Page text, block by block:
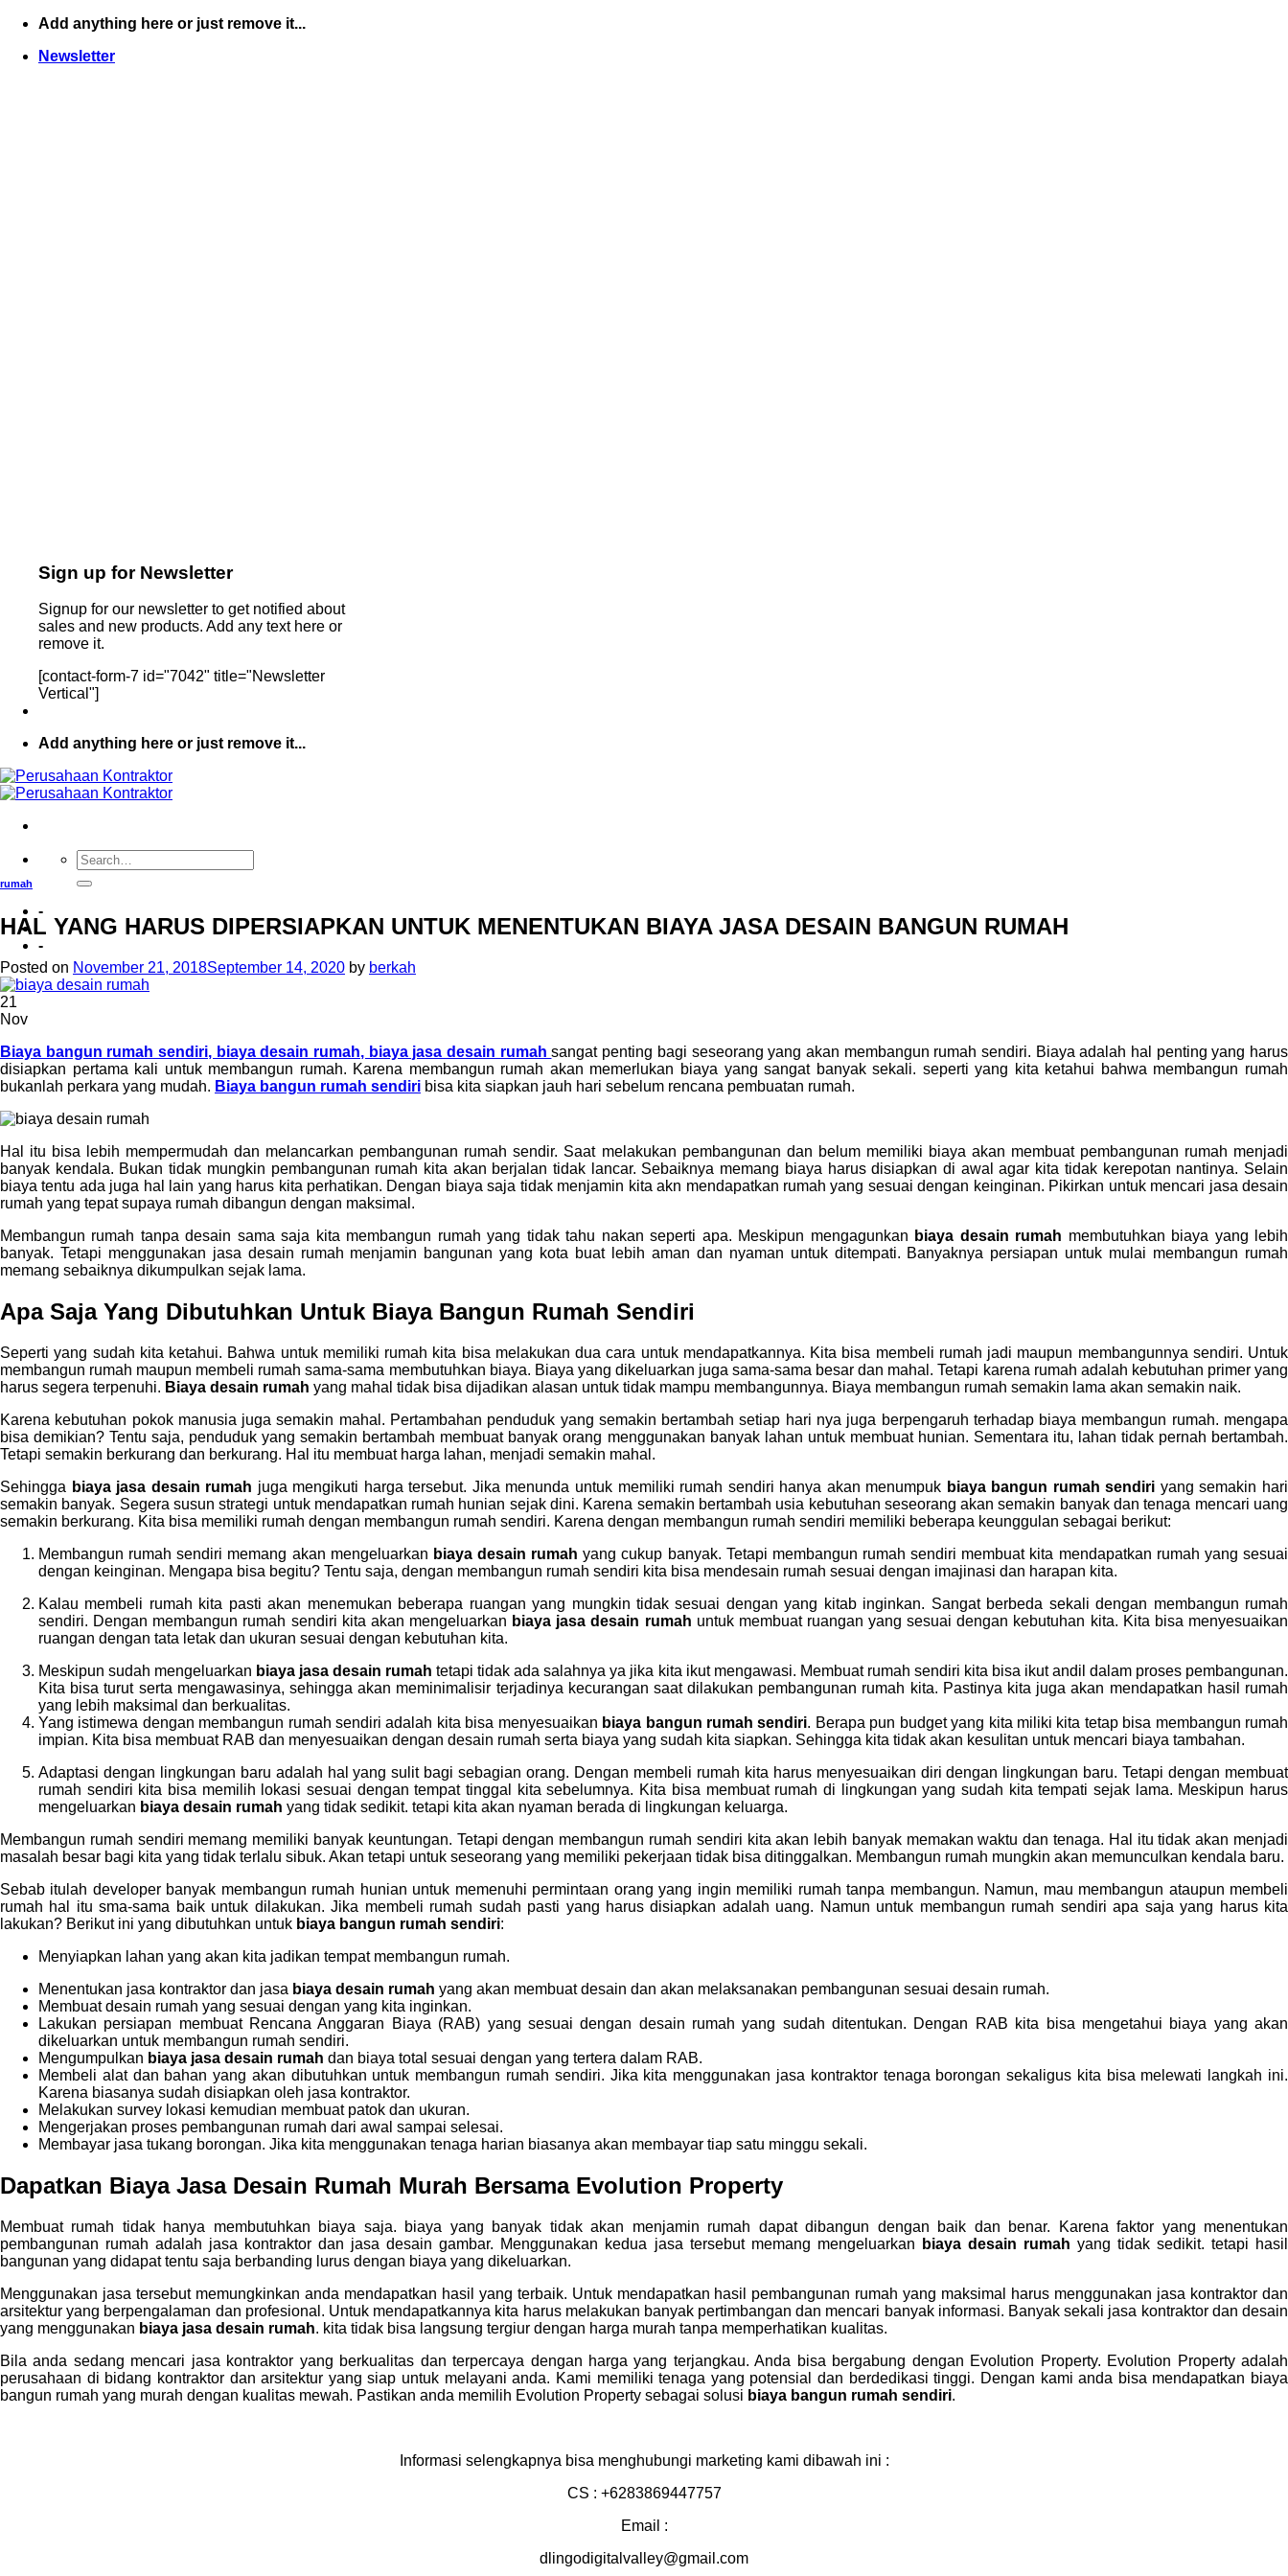
Skip
content
Add anything here or just remove it...
Newsletter
Sign up for Newsletter
Signup for our newsletter to get notified about
sales and new products. Add any text here or
remove it.
[contact-form-7 id="7042" title="Newsletter
Vertical"]
Add anything here or just remove it...
-
-
rumah
HAL YANG HARUS DIPERSIAPKAN UNTUK MENENTUKAN BIAYA JASA DESAIN BANGUN RUMAH
Posted on November 21, 2018September 14, 2020 by berkah
21
Nov
Biaya bangun rumah sendiri, biaya desain rumah, biaya jasa desain rumahsangat penting bagi seseorang yang akan membangun rumah sendiri. Biaya adalah hal penting yang harus
disiapkan pertama kali untuk membangun rumah. Karena membangun rumah akan memerlukan biaya yang sangat banyak sekali. seperti yang kita ketahui bahwa membangun rumah
bukanlah perkara yang mudah. Biaya bangun rumah sendiri bisa kita siapkan jauh hari sebelum rencana pembuatan rumah.
Hal itu bisa lebih mempermudah dan melancarkan pembangunan rumah sendir. Saat melakukan pembangunan dan belum memiliki biaya akan membuat pembangunan rumah menjadi
banyak kendala. Bukan tidak mungkin pembangunan rumah kita akan berjalan tidak lancar. Sebaiknya memang biaya harus disiapkan di awal agar kita tidak kerepotan nantinya. Selain
biaya tentu ada juga hal lain yang harus kita perhatikan. Dengan biaya saja tidak menjamin kita akn mendapatkan rumah yang sesuai dengan keinginan. Pikirkan untuk mencari jasa desain
rumah yang tepat supaya rumah dibangun dengan maksimal.
Membangun rumah tanpa desain sama saja kita membangun rumah yang tidak tahu nakan seperti apa. Meskipun mengagunkan biaya desain rumah membutuhkan biaya yang lebih
banyak. Tetapi menggunakan jasa desain rumah menjamin bangunan yang kota buat lebih aman dan nyaman untuk ditempati. Banyaknya persiapan untuk mulai membangun rumah
memang sebaiknya dikumpulkan sejak lama.
Apa Saja Yang Dibutuhkan Untuk Biaya Bangun Rumah Sendiri
Seperti yang sudah kita ketahui. Bahwa untuk memiliki rumah kita bisa melakukan dua cara untuk mendapatkannya. Kita bisa membeli rumah jadi maupun membangunnya sendiri. Untuk
membangun rumah maupun membeli rumah sama-sama membutuhkan biaya. Biaya yang dikeluarkan juga sama-sama besar dan mahal. Tetapi karena rumah adalah kebutuhan primer yang
harus segera terpenuhi. Biaya desain rumah yang mahal tidak bisa dijadikan alasan untuk tidak mampu membangunnya. Biaya membangun rumah semakin lama akan semakin naik.
Karena kebutuhan pokok manusia juga semakin mahal. Pertambahan penduduk yang semakin bertambah setiap hari nya juga berpengaruh terhadap biaya membangun rumah. mengapa
bisa demikian? Tentu saja, penduduk yang semakin bertambah membuat banyak orang menggunakan banyak lahan untuk membuat hunian. Sementara itu, lahan tidak pernah bertambah.
Tetapi semakin berkurang dan berkurang. Hal itu membuat harga lahan, menjadi semakin mahal.
Sehingga biaya jasa desain rumah juga mengikuti harga tersebut. Jika menunda untuk memiliki rumah sendiri hanya akan menumpuk biaya bangun rumah sendiri yang semakin hari
semakin banyak. Segera susun strategi untuk mendapatkan rumah hunian sejak dini. Karena semakin bertambah usia kebutuhan seseorang akan semakin banyak dan tenaga mencari uang
semakin berkurang. Kita bisa memiliki rumah dengan membangun rumah sendiri. Karena dengan membangun rumah sendiri memiliki beberapa keunggulan sebagai berikut:
Membangun rumah sendiri memang akan mengeluarkan biaya desain rumah yang cukup banyak. Tetapi membangun rumah sendiri membuat kita mendapatkan rumah yang sesuai
dengan keinginan. Mengapa bisa begitu? Tentu saja, dengan membangun rumah sendiri kita bisa mendesain rumah sesuai dengan imajinasi dan harapan kita.
Kalau membeli rumah kita pasti akan menemukan beberapa ruangan yang mungkin tidak sesuai dengan yang kitab inginkan. Sangat berbeda sekali dengan membangun rumah
sendiri. Dengan membangun rumah sendiri kita akan mengeluarkan biaya jasa desain rumah untuk membuat ruangan yang sesuai dengan kebutuhan kita. Kita bisa menyesuaikan
ruangan dengan tata letak dan ukuran sesuai dengan kebutuhan kita.
Meskipun sudah mengeluarkan biaya jasa desain rumah tetapi tidak ada salahnya ya jika kita ikut mengawasi. Membuat rumah sendiri kita bisa ikut andil dalam proses pembangunan.
Kita bisa turut serta mengawasinya, sehingga akan meminimalisir terjadinya kecurangan saat dilakukan pembangunan rumah kita. Pastinya kita juga akan mendapatkan hasil rumah
yang lebih maksimal dan berkualitas.
Yang istimewa dengan membangun rumah sendiri adalah kita bisa menyesuaikan biaya bangun rumah sendiri. Berapa pun budget yang kita miliki kita tetap bisa membangun rumah
impian. Kita bisa membuat RAB dan menyesuaikan dengan desain rumah serta biaya yang sudah kita siapkan. Sehingga kita tidak akan kesulitan untuk mencari biaya tambahan.
Adaptasi dengan lingkungan baru adalah hal yang sulit bagi sebagian orang. Dengan membeli rumah kita harus menyesuaikan diri dengan lingkungan baru. Tetapi dengan membuat
rumah sendiri kita bisa memilih lokasi sesuai dengan tempat tinggal kita sebelumnya. Kita bisa membuat rumah di lingkungan yang sudah kita tempati sejak lama. Meskipun harus
mengeluarkan biaya desain rumah yang tidak sedikit. tetapi kita akan nyaman berada di lingkungan keluarga.
Membangun rumah sendiri memang memiliki banyak keuntungan. Tetapi dengan membangun rumah sendiri kita akan lebih banyak memakan waktu dan tenaga. Hal itu tidak akan menjadi
masalah besar bagi kita yang tidak terlalu sibuk. Akan tetapi untuk seseorang yang memiliki pekerjaan tidak bisa ditinggalkan. Membangun rumah mungkin akan memunculkan kendala baru.
Sebab itulah developer banyak membangun rumah hunian untuk memenuhi permintaan orang yang ingin memiliki rumah tanpa membangun. Namun, mau membangun ataupun membeli
rumah hal itu sma-sama baik untuk dilakukan. Jika membeli rumah sudah pasti yang harus disiapkan adalah uang. Namun untuk membangun rumah sendiri apa saja yang harus kita
lakukan? Berikut ini yang dibutuhkan untuk biaya bangun rumah sendiri:
Menyiapkan lahan yang akan kita jadikan tempat membangun rumah.
Menentukan jasa kontraktor dan jasa biaya desain rumah yang akan membuat desain dan akan melaksanakan pembangunan sesuai desain rumah.
Membuat desain rumah yang sesuai dengan yang kita inginkan.
Lakukan persiapan membuat Rencana Anggaran Biaya (RAB) yang sesuai dengan desain rumah yang sudah ditentukan. Dengan RAB kita bisa mengetahui biaya yang akan
dikeluarkan untuk membangun rumah sendiri.
Mengumpulkan biaya jasa desain rumah dan biaya total sesuai dengan yang tertera dalam RAB.
Membeli alat dan bahan yang akan dibutuhkan untuk membangun rumah sendiri. Jika kita menggunakan jasa kontraktor tenaga borongan sekaligus kita bisa melewati langkah ini.
Karena biasanya sudah disiapkan oleh jasa kontraktor.
Melakukan survey lokasi kemudian membuat patok dan ukuran.
Mengerjakan proses pembangunan rumah dari awal sampai selesai.
Membayar jasa tukang borongan. Jika kita menggunakan tenaga harian biasanya akan membayar tiap satu minggu sekali.
Dapatkan Biaya Jasa Desain Rumah Murah Bersama Evolution Property
Membuat rumah tidak hanya membutuhkan biaya saja. biaya yang banyak tidak akan menjamin rumah dapat dibangun dengan baik dan benar. Karena faktor yang menentukan
pembangunan rumah adalah jasa kontraktor dan jasa desain gambar. Menggunakan kedua jasa tersebut memang mengeluarkan
biaya desain rumah yang tidak sedikit. tetapi hasil
bangunan yang didapat tentu saja berbanding lurus dengan biaya yang dikeluarkan.
Menggunakan jasa tersebut memungkinkan anda mendapatkan hasil yang terbaik. Untuk mendapatkan hasil pembangunan rumah yang maksimal harus menggunakan jasa kontraktor dan
arsitektur yang berpengalaman dan profesional. Untuk mendapatkannya kita harus melakukan banyak pertimbangan dan mencari banyak informasi. Banyak sekali jasa kontraktor dan desain
yang menggunakan biaya jasa desain rumah. kita tidak bisa langsung tergiur dengan harga murah tanpa memperhatikan kualitas.
Bila anda sedang mencari jasa kontraktor yang berkualitas dan terpercaya dengan harga yang terjangkau. Anda bisa bergabung dengan Evolution Property. Evolution Property adalah
perusahaan di bidang kontraktor dan arsitektur yang siap untuk melayani anda. Kami memiliki tenaga yang potensial dan berdedikasi tinggi. Dengan kami anda bisa mendapatkan biaya
bangun rumah yang murah dengan kualitas mewah. Pastikan anda memilih Evolution Property sebagai solusi biaya bangun rumah sendiri.
Informasi selengkapnya bisa menghubungi marketing kami dibawah ini :
CS : +6283869447757
Email :
dlingodigitalvalley@gmail.com